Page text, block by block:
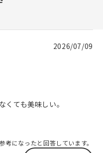
2026/07/09
くても美味しい。
考になったと回答しています。